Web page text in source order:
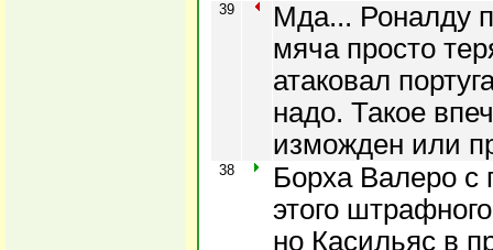
39
Мда... Роналду
мяча просто
атаковал
надо. Такое
изможден или
38
Борха Валеро с
этого
но Касильяс в